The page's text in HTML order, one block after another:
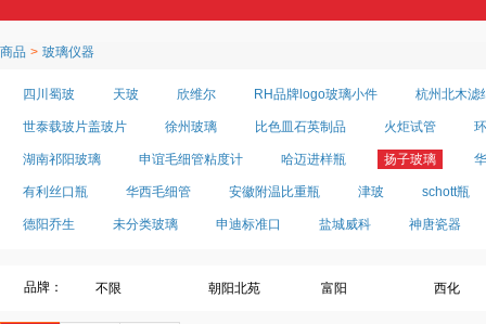
商品 > 玻璃仪器
四川蜀玻 天玻 欣维尔 RH品牌logo玻璃小件 杭州北木滤
世泰载玻片盖玻片 徐州玻璃 比色皿石英制品 火炬试管
湖南祁阳玻璃 申谊毛细管粘度计 哈迈进样瓶 扬子玻璃
有利丝口瓶 华西毛细管 安徽附温比重瓶 津玻 schott瓶
德阳乔生 未分类玻璃 申迪标准口 盐城威科 神唐瓷器
品牌： 不限 朝阳北苑 富阳 西化